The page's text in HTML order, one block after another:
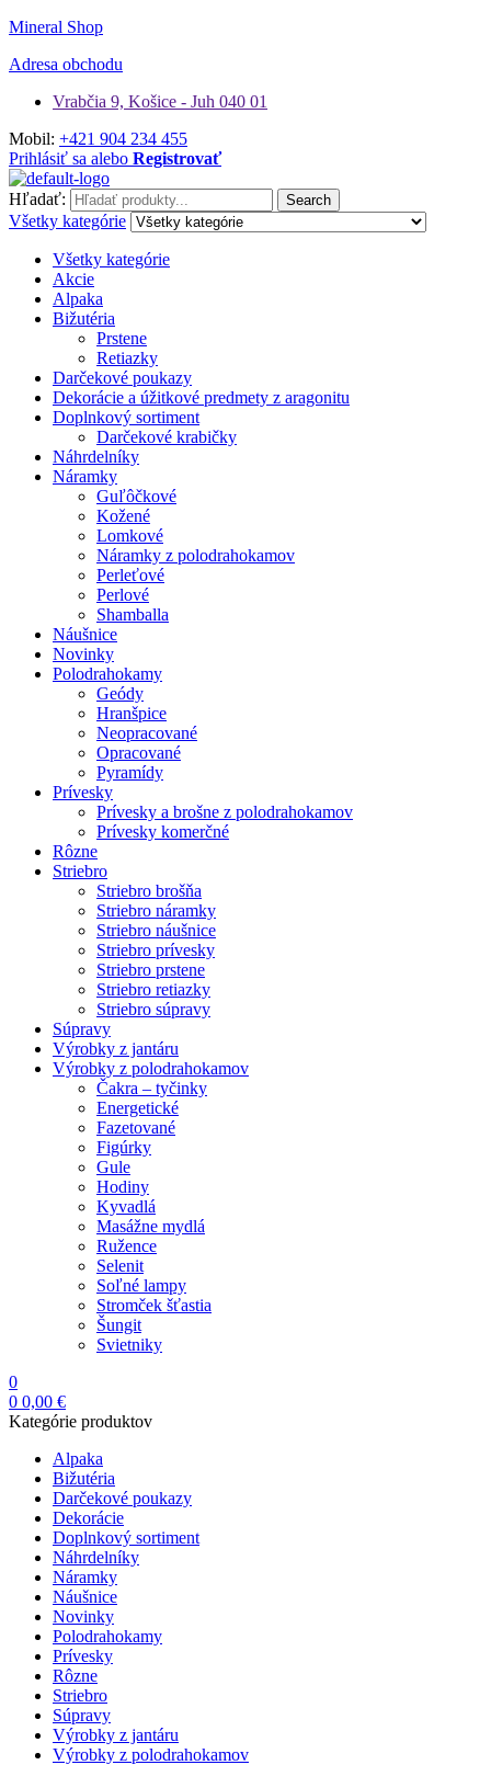
Mineral Shop
Adresa obchodu
Vrabčia 9, Košice - Juh 040 01
Mobil: +421 904 234 455
Prihlásiť sa alebo Registrovať
Hľadať: Search
Všetky kategórie
Všetky kategórie
Akcie
Alpaka
Bižutéria
Prstene
Retiazky
Darčekové poukazy
Dekorácie a úžitkové predmety z aragonitu
Doplnkový sortiment
Darčekové krabičky
Náhrdelníky
Náramky
Guľôčkové
Kožené
Lomkové
Náramky z polodrahokamov
Perleťové
Perlové
Shamballa
Náušnice
Novinky
Polodrahokamy
Geódy
Hranšpice
Neopracované
Opracované
Pyramídy
Prívesky
Prívesky a brošne z polodrahokamov
Prívesky komerčné
Rôzne
Striebro
Striebro brošňa
Striebro náramky
Striebro náušnice
Striebro prívesky
Striebro prstene
Striebro retiazky
Striebro súpravy
Súpravy
Výrobky z jantáru
Výrobky z polodrahokamov
Čakra – tyčinky
Energetické
Fazetované
Figúrky
Gule
Hodiny
Kyvadlá
Masážne mydlá
Ružence
Selenit
Soľné lampy
Stromček šťastia
Šungit
Svietniky
0
0 0,00 €
Kategórie produktov
Alpaka
Bižutéria
Darčekové poukazy
Dekorácie
Doplnkový sortiment
Náhrdelníky
Náramky
Náušnice
Novinky
Polodrahokamy
Prívesky
Rôzne
Striebro
Súpravy
Výrobky z jantáru
Výrobky z polodrahokamov